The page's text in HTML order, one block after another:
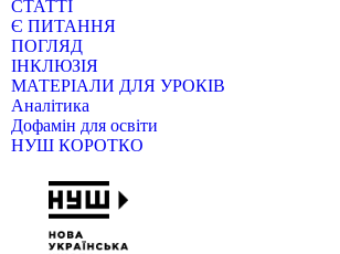
СТАТТІ
Є ПИТАННЯ
ПОГЛЯД
ІНКЛЮЗІЯ
МАТЕРІАЛИ ДЛЯ УРОКІВ
Аналітика
Дофамін для освіти
НУШ КОРОТКО